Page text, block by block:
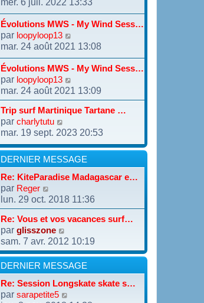
r
m
e
s
s
a
g
e
d
e
r
n
i
e
r
m
e
s
s
a
e
l
d
e
r
i
e
m
s
s
a
g
e
Évolutions MWS - My Wind Sess…
par loopyloop13
o
l
d
e
r
i
e
r
m
e
s
a
g
mar. 24 août 2021 13:08
Évolutions MWS - My Wind Sess…
par loopyloop13
o
i
r
l
e
d
e
r
n
i
e
m
e
s
a
g
e
mar. 24 août 2021 13:09
Trip surf Martinique Tartane …
par charlytutu
o
r
l
e
d
r
n
i
e
r
m
e
s
s
a
g
e
mar. 19 sept. 2023 20:53
DERNIER MESSAGE
Re: KiteParadise Madagascar e…
par Reger
o
i
r
e
d
e
r
n
i
e
lun. 29 oct. 2018 11:36
Re: Vous et vos vacances surf…
par glisszone
o
i
r
l
e
d
e
sam. 7 avr. 2012 10:19
DERNIER MESSAGE
Re: Session Longskate skate s…
par sarapetite5